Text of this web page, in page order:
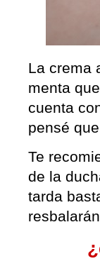
La crema
menta
cuenta
pensé
Te
de la
tarda